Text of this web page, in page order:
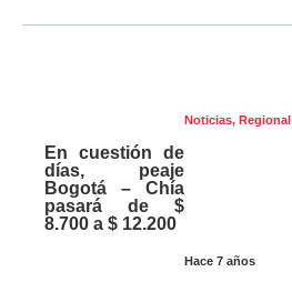
Noticias, Regional
Hace 7 años
En cuestión de
días, peaje
Bogotá – Chía
pasará de $
8.700 a $ 12.200